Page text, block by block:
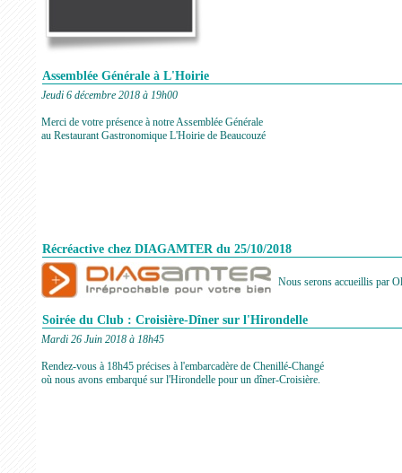
Assemblée Générale à L'Hoirie
Jeudi 6 décembre 2018 à 19h00
Merci de votre présence à notre Assemblée Générale
au Restaurant Gastronomique L'Hoirie de Beaucouzé
Récréactive chez DIAGAMTER du 25/10/2018
Nous serons accueillis par
Soirée du Club : Croisière-Dîner sur l'Hirondelle
Mardi 26 Juin 2018 à 18h45
Rendez-vous à 18h45 précises à l'embarcadère de Chenillé-Changé
où nous avons embarqué sur l'Hirondelle pour un dîner-Croisière.